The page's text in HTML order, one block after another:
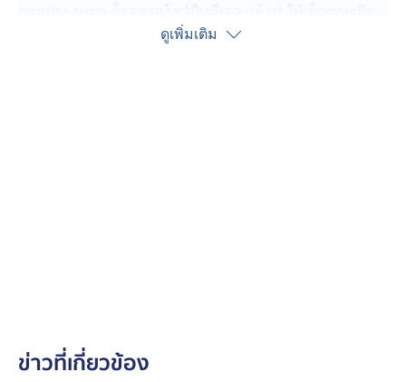
โทรศัพท์มือถือให้ดู พอบ่ายเบี่ยง ก็ถูกค้นตัวแล้วหยิบ
เพื่อติดตามจับกุมตัว ตนยืนยัน ไม่รับคำขอโทษใด ๆ ไม่รู้จัก
ดูเพิ่มเติม
ข่าวที่เกี่ยวข้อง